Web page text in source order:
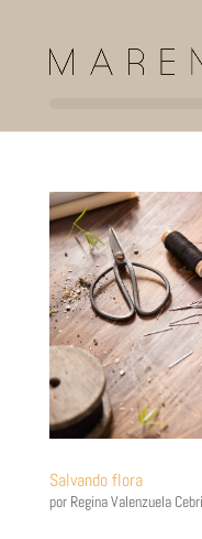
Salvando flora
por Regina Valenzuela